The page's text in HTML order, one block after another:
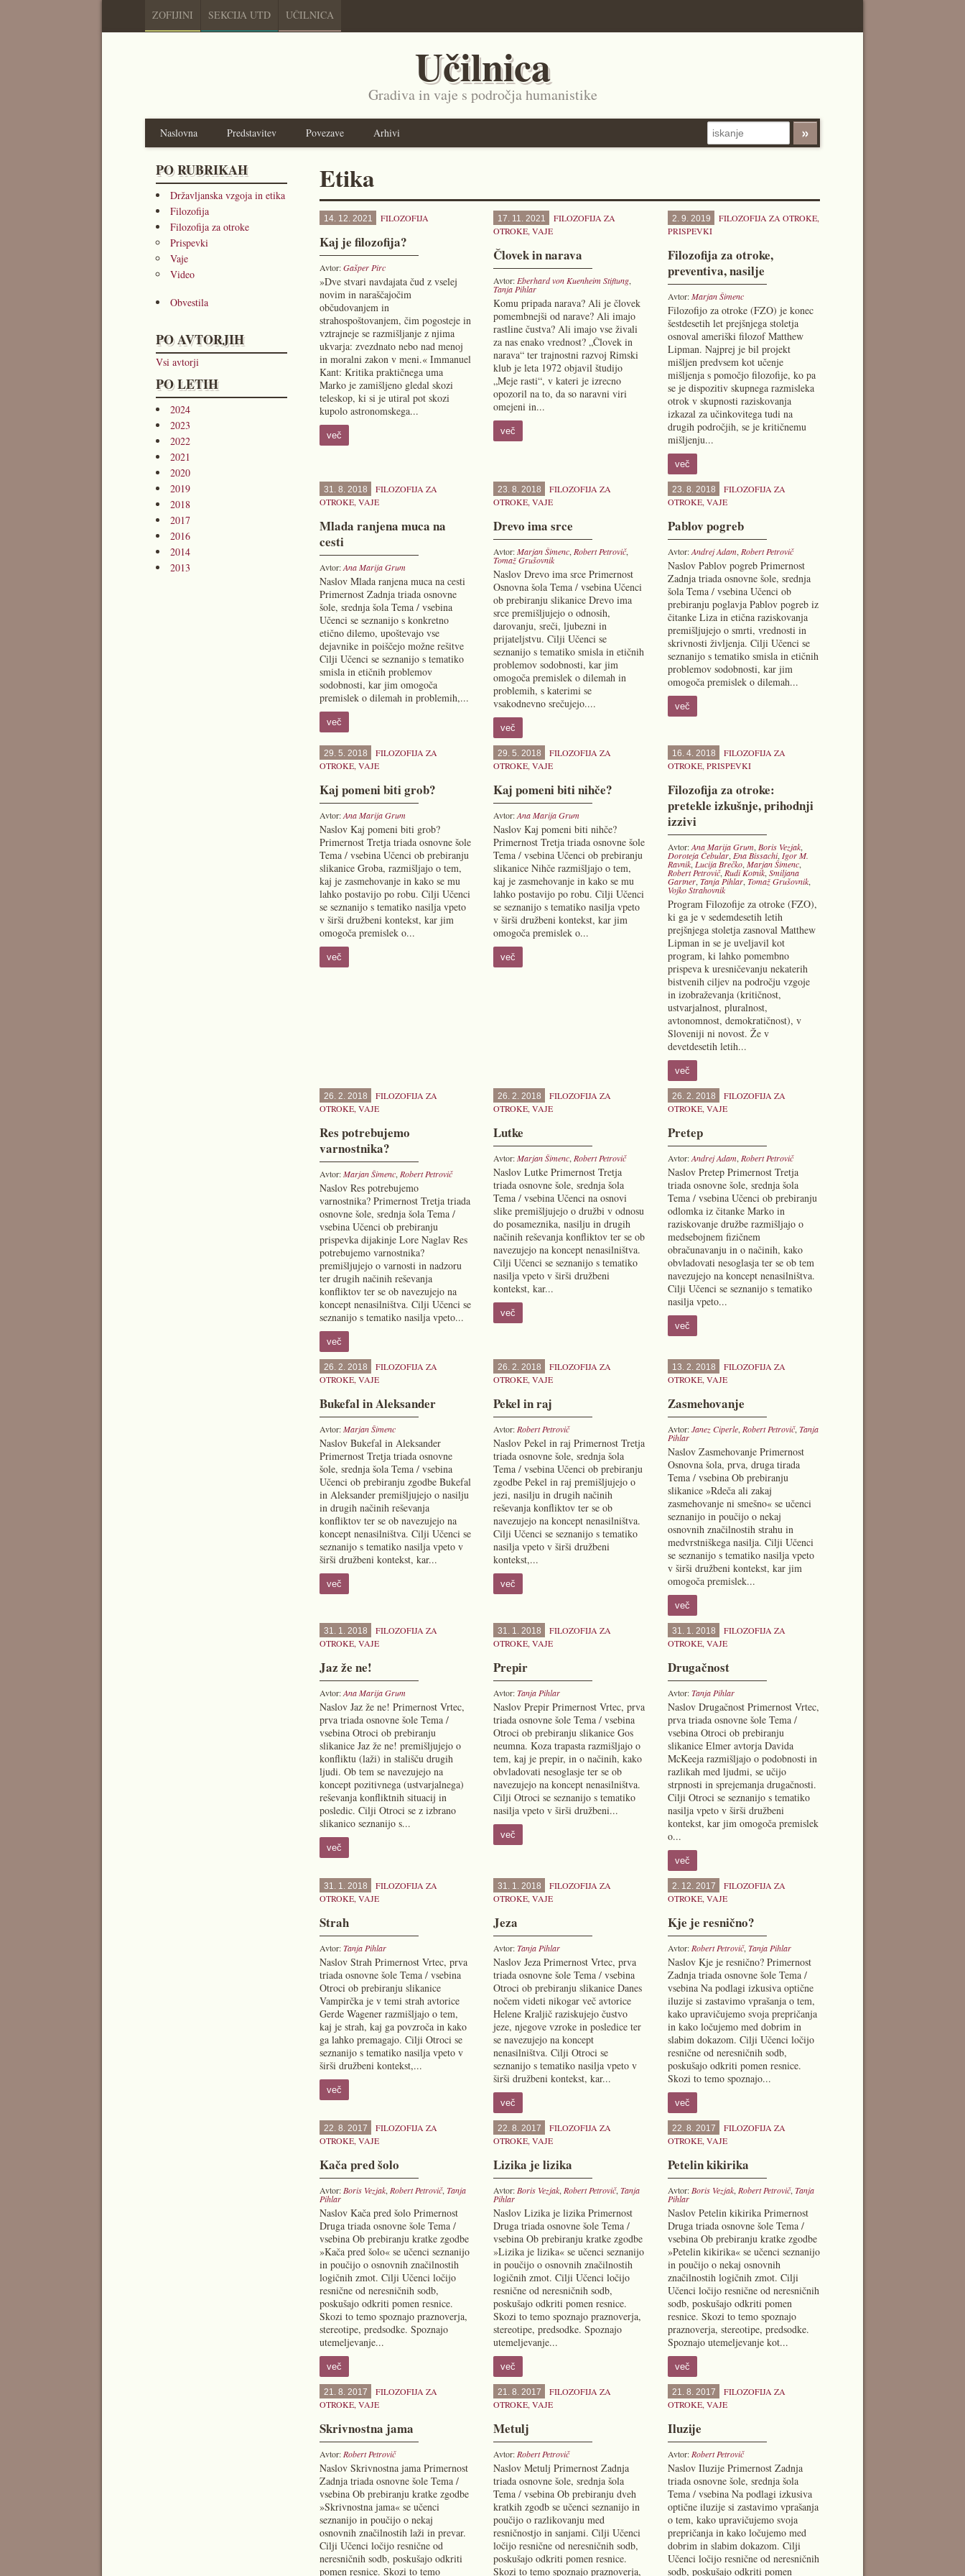
ZOFIJINI SEKCIJA UTD UČILNICA
Učilnica
Gradiva in vaje s področja humanistike
Naslovna Predstavitev Povezave Arhivi
PO RUBRIKAH
Državljanska vzgoja in etika
Filozofija
Filozofija za otroke
Prispevki
Vaje
Video
Obvestila
PO AVTORJIH
Vsi avtorji
PO LETIH
2024
2023
2022
2021
2020
2019
2018
2017
2016
2014
2013
Etika
14. 12. 2021 FILOZOFIJA
Kaj je filozofija?
Avtor:Gašper Pirc
»Dve stvari navdajata čud z vselej
novim in naraščajočim
občudovanjem in
strahospoštovanjem, čim pogosteje in
vztrajneje se razmišljanje z njima
ukvarja: zvezdnato nebo nad menoj
in moralni zakon v meni.« Immanuel
Kant: Kritika praktičnega uma
Marko je zamišljeno gledal skozi
teleskop, ki si je utiral pot skozi
kupolo astronomskega...
več
17. 11. 2021
FILOZOFIJA ZA
OTROKE, VAJE
Človek in narava
Avtor: Eberhard von Kuenheim Stiftung,
Tanja Pihlar
Komu pripada narava? Ali je človek
pomembnejši od narave? Ali imajo
rastline čustva? Ali imajo vse živali
za nas enako vrednost? „Človek in
narava“ ter trajnostni razvoj Rimski
klub je leta 1972 objavil študijo
„Meje rasti“, v kateri je izrecno
opozoril na to, da so naravni viri
omejeni in...
več
2. 9. 2019 FILOZOFIJA ZA OTROKE,
PRISPEVKI
Filozofija za otroke,
preventiva, nasilje
Avtor:Marjan Šimenc
Filozofijo za otroke (FZO) je konec
šestdesetih let prejšnjega stoletja
osnoval ameriški filozof Matthew
Lipman. Najprej je bil projekt
mišljen predvsem kot učenje
mišljenja s pomočjo filozofije, ko pa
se je dispozitiv skupnega razmisleka
otrok v skupnosti raziskovanja
izkazal za učinkovitega tudi na
drugih področjih, se je kritičnemu
mišljenju...
več
31. 8. 2018
FILOZOFIJA ZA
OTROKE, VAJE
Mlada ranjena muca na
cesti
Avtor:Ana Marija Grum
Naslov Mlada ranjena muca na cesti
Primernost Zadnja triada osnovne
šole, srednja šola Tema / vsebina
Učenci se seznanijo s konkretno
etično dilemo, upoštevajo vse
dejavnike in poiščejo možne rešitve
Cilji Učenci se seznanijo s tematiko
smisla in etičnih problemov
sodobnosti, kar jim omogoča
premislek o dilemah in problemih,...
več
23. 8. 2018
FILOZOFIJA ZA
OTROKE, VAJE
Drevo ima srce
Avtor:Marjan Šimenc, Robert Petrovič,
Tomaž Grušovnik
Naslov Drevo ima srce Primernost
Osnovna šola Tema / vsebina Učenci
ob prebiranju slikanice Drevo ima
srce premišljujejo o odnosih,
darovanju, sreči, ljubezni in
prijateljstvu. Cilji Učenci se
seznanijo s tematiko smisla in etičnih
problemov sodobnosti, kar jim
omogoča premislek o dilemah in
problemih, s katerimi se
vsakodnevno srečujejo....
več
23. 8. 2018
FILOZOFIJA ZA
OTROKE, VAJE
Pablov pogreb
Avtor:Andrej Adam, Robert Petrovič
Naslov Pablov pogreb Primernost
Zadnja triada osnovne šole, srednja
šola Tema / vsebina Učenci ob
prebiranju poglavja Pablov pogreb iz
čitanke Liza in etična raziskovanja
premišljujejo o smrti, vrednosti in
skrivnosti življenja. Cilji Učenci se
seznanijo s tematiko smisla in etičnih
problemov sodobnosti, kar jim
omogoča premislek o dilemah...
več
29. 5. 2018
FILOZOFIJA ZA
OTROKE, VAJE
Kaj pomeni biti grob?
Avtor:Ana Marija Grum
Naslov Kaj pomeni biti grob?
Primernost Tretja triada osnovne šole
Tema / vsebina Učenci ob prebiranju
slikanice Groba, razmišljajo o tem,
kaj je zasmehovanje in kako se mu
lahko postavijo po robu. Cilji Učenci
se seznanijo s tematiko nasilja vpeto
v širši družbeni kontekst, kar jim
omogoča premislek o...
več
29. 5. 2018
FILOZOFIJA ZA
OTROKE, VAJE
Kaj pomeni biti nihče?
Avtor:Ana Marija Grum
Naslov Kaj pomeni biti nihče?
Primernost Tretja triada osnovne šole
Tema / vsebina Učenci ob prebiranju
slikanice Nihče razmišljajo o tem,
kaj je zasmehovanje in kako se mu
lahko postavijo po robu. Cilji Učenci
se seznanijo s tematiko nasilja vpeto
v širši družbeni kontekst, kar jim
omogoča premislek o...
več
16. 4. 2018
FILOZOFIJA ZA
OTROKE, PRISPEVKI
Filozofija za otroke:
pretekle izkušnje, prihodnji
izzivi
Avtor:Ana Marija Grum, Boris Vezjak,
Doroteja Čebular, Ena Bissachi, Igor M.
Ravnik, Lucija Brečko, Marjan Šimenc,
Robert Petrovič, Rudi Kotnik, Smiljana
Gartner, Tanja Pihlar, Tomaž Grušovnik,
Vojko Strahovnik
Program Filozofije za otroke (FZO),
ki ga je v sedemdesetih letih
prejšnjega stoletja zasnoval Matthew
Lipman in se je uveljavil kot
program, ki lahko pomembno
prispeva k uresničevanju nekaterih
bistvenih ciljev na področju vzgoje
in izobraževanja (kritičnost,
ustvarjalnost, pluralnost,
avtonomnost, demokratičnost), v
Sloveniji ni novost. Že v
devetdesetih letih...
več
26. 2. 2018
FILOZOFIJA ZA
OTROKE, VAJE
Res potrebujemo
varnostnika?
Avtor:Marjan Šimenc, Robert Petrovič
Naslov Res potrebujemo
varnostnika? Primernost Tretja triada
osnovne šole, srednja šola Tema /
vsebina Učenci ob prebiranju
prispevka dijakinje Lore Naglav Res
potrebujemo varnostnika?
premišljujejo o varnosti in nadzoru
ter drugih načinih reševanja
konfliktov ter se ob navezujejo na
koncept nenasilništva. Cilji Učenci se
seznanijo s tematiko nasilja vpeto...
več
26. 2. 2018
FILOZOFIJA ZA
OTROKE, VAJE
Lutke
Avtor:Marjan Šimenc, Robert Petrovič
Naslov Lutke Primernost Tretja
triada osnovne šole, srednja šola
Tema / vsebina Učenci na osnovi
slike premišljujejo o družbi v odnosu
do posameznika, nasilju in drugih
načinih reševanja konfliktov ter se ob
navezujejo na koncept nenasilništva.
Cilji Učenci se seznanijo s tematiko
nasilja vpeto v širši družbeni
kontekst, kar...
več
26. 2. 2018
FILOZOFIJA ZA
OTROKE, VAJE
Pretep
Avtor:Andrej Adam, Robert Petrovič
Naslov Pretep Primernost Tretja
triada osnovne šole, srednja šola
Tema / vsebina Učenci ob prebiranju
odlomka iz čitanke Marko in
raziskovanje družbe razmišljajo o
medsebojnem fizičnem
obračunavanju in o načinih, kako
obvladovati nesoglasja ter se ob tem
navezujejo na koncept nenasilništva.
Cilji Učenci se seznanijo s tematiko
nasilja vpeto...
več
26. 2. 2018
FILOZOFIJA ZA
OTROKE, VAJE
Bukefal in Aleksander
Avtor:Marjan Šimenc
Naslov Bukefal in Aleksander
Primernost Tretja triada osnovne
šole, srednja šola Tema / vsebina
Učenci ob prebiranju zgodbe Bukefal
in Aleksander premišljujejo o nasilju
in drugih načinih reševanja
konfliktov ter se ob navezujejo na
koncept nenasilništva. Cilji Učenci se
seznanijo s tematiko nasilja vpeto v
širši družbeni kontekst, kar...
več
26. 2. 2018
FILOZOFIJA ZA
OTROKE, VAJE
Pekel in raj
Avtor: Robert Petrovič
Naslov Pekel in raj Primernost Tretja
triada osnovne šole, srednja šola
Tema / vsebina Učenci ob prebiranju
zgodbe Pekel in raj premišljujejo o
jezi, nasilju in drugih načinih
reševanja konfliktov ter se ob
navezujejo na koncept nenasilništva.
Cilji Učenci se seznanijo s tematiko
nasilja vpeto v širši družbeni
kontekst,...
več
13. 2. 2018
FILOZOFIJA ZA
OTROKE, VAJE
Zasmehovanje
Avtor:Janez Ciperle, Robert Petrovič, Tanja
Pihlar
Naslov Zasmehovanje Primernost
Osnovna šola, prva, druga tirada
Tema / vsebina Ob prebiranju
slikanice »Rdeča ali zakaj
zasmehovanje ni smešno« se učenci
seznanijo in poučijo o nekaj
osnovnih značilnostih strahu in
medvrstniškega nasilja. Cilji Učenci
se seznanijo s tematiko nasilja vpeto
v širši družbeni kontekst, kar jim
omogoča premislek...
več
31. 1. 2018
FILOZOFIJA ZA
OTROKE, VAJE
Jaz že ne!
Avtor:Ana Marija Grum
Naslov Jaz že ne! Primernost Vrtec,
prva triada osnovne šole Tema /
vsebina Otroci ob prebiranju
slikanice Jaz že ne! premišljujejo o
konfliktu (laži) in stališču drugih
ljudi. Ob tem se navezujejo na
koncept pozitivnega (ustvarjalnega)
reševanja konfliktnih situacij in
posledic. Cilji Otroci se z izbrano
slikanico seznanijo s...
več
31. 1. 2018
FILOZOFIJA ZA
OTROKE, VAJE
Prepir
Avtor:Tanja Pihlar
Naslov Prepir Primernost Vrtec, prva
triada osnovne šole Tema / vsebina
Otroci ob prebiranju slikanice Gos
neumna. Koza trapasta razmišljajo o
tem, kaj je prepir, in o načinih, kako
obvladovati nesoglasje ter se ob
navezujejo na koncept nenasilništva.
Cilji Otroci se seznanijo s tematiko
nasilja vpeto v širši družbeni...
več
31. 1. 2018
FILOZOFIJA ZA
OTROKE, VAJE
Drugačnost
Avtor:Tanja Pihlar
Naslov Drugačnost Primernost Vrtec,
prva triada osnovne šole Tema /
vsebina Otroci ob prebiranju
slikanice Elmer avtorja Davida
McKeeja razmišljajo o podobnosti in
razlikah med ljudmi, se učijo
strpnosti in sprejemanja drugačnosti.
Cilji Otroci se seznanijo s tematiko
nasilja vpeto v širši družbeni
kontekst, kar jim omogoča premislek
o...
več
31. 1. 2018
FILOZOFIJA ZA
OTROKE, VAJE
Strah
Avtor:Tanja Pihlar
Naslov Strah Primernost Vrtec, prva
triada osnovne šole Tema / vsebina
Otroci ob prebiranju slikanice
Vampirčka je v temi strah avtorice
Gerde Wagener razmišljajo o tem,
kaj je strah, kaj ga povzroča in kako
ga lahko premagajo. Cilji Otroci se
seznanijo s tematiko nasilja vpeto v
širši družbeni kontekst,...
več
31. 1. 2018
FILOZOFIJA ZA
OTROKE, VAJE
Jeza
Avtor:Tanja Pihlar
Naslov Jeza Primernost Vrtec, prva
triada osnovne šole Tema / vsebina
Otroci ob prebiranju slikanice Danes
nočem videti nikogar več avtorice
Helene Kraljič raziskujejo čustvo
jeze, njegove vzroke in posledice ter
se navezujejo na koncept
nenasilništva. Cilji Otroci se
seznanijo s tematiko nasilja vpeto v
širši družbeni kontekst, kar...
več
2. 12. 2017
FILOZOFIJA ZA
OTROKE, VAJE
Kje je resnično?
Avtor: Robert Petrovič, Tanja Pihlar
Naslov Kje je resnično? Primernost
Zadnja triada osnovne šole Tema /
vsebina Na podlagi izkusiva optične
iluzije si zastavimo vprašanja o tem,
kako upravičujemo svoja prepričanja
in kako ločujemo med dobrim in
slabim dokazom. Cilji Učenci ločijo
resnične od neresničnih sodb,
poskušajo odkriti pomen resnice.
Skozi to temo spoznajo...
več
22. 8. 2017
FILOZOFIJA ZA
OTROKE, VAJE
Kača pred šolo
Avtor: Boris Vezjak, Robert Petrovič, Tanja
Pihlar
Naslov Kača pred šolo Primernost
Druga triada osnovne šole Tema /
vsebina Ob prebiranju kratke zgodbe
»Kača pred šolo« se učenci seznanijo
in poučijo o osnovnih značilnostih
logičnih zmot. Cilji Učenci ločijo
resnične od neresničnih sodb,
poskušajo odkriti pomen resnice.
Skozi to temo spoznajo praznoverja,
stereotipe, predsodke. Spoznajo
utemeljevanje...
več
22. 8. 2017
FILOZOFIJA ZA
OTROKE, VAJE
Lizika je lizika
Avtor: Boris Vezjak, Robert Petrovič, Tanja
Pihlar
Naslov Lizika je lizika Primernost
Druga triada osnovne šole Tema /
vsebina Ob prebiranju kratke zgodbe
»Lizika je lizika« se učenci seznanijo
in poučijo o osnovnih značilnostih
logičnih zmot. Cilji Učenci ločijo
resnične od neresničnih sodb,
poskušajo odkriti pomen resnice.
Skozi to temo spoznajo praznoverja,
stereotipe, predsodke. Spoznajo
utemeljevanje...
več
22. 8. 2017
FILOZOFIJA ZA
OTROKE, VAJE
Petelin kikirika
Avtor: Boris Vezjak, Robert Petrovič, Tanja
Pihlar
Naslov Petelin kikirika Primernost
Druga triada osnovne šole Tema /
vsebina Ob prebiranju kratke zgodbe
»Petelin kikirika« se učenci seznanijo
in poučijo o nekaj osnovnih
značilnostih logičnih zmot. Cilji
Učenci ločijo resnične od neresničnih
sodb, poskušajo odkriti pomen
resnice. Skozi to temo spoznajo
praznoverja, stereotipe, predsodke.
Spoznajo utemeljevanje kot...
več
21. 8. 2017
FILOZOFIJA ZA
OTROKE, VAJE
Skrivnostna jama
Avtor: Robert Petrovič
Naslov Skrivnostna jama Primernost
Zadnja triada osnovne šole Tema /
vsebina Ob prebiranju kratke zgodbe
»Skrivnostna jama« se učenci
seznanijo in poučijo o nekaj
osnovnih značilnostih laži in prevar.
Cilji Učenci ločijo resnične od
neresničnih sodb, poskušajo odkriti
pomen resnice. Skozi to temo
21. 8. 2017
FILOZOFIJA ZA
OTROKE, VAJE
Metulj
Avtor: Robert Petrovič
Naslov Metulj Primernost Zadnja
triada osnovne šole, srednja šola
Tema / vsebina Ob prebiranju dveh
kratkih zgodb se učenci seznanijo in
poučijo o razlikovanju med
resničnostjo in sanjami. Cilji Učenci
ločijo resnične od neresničnih sodb,
poskušajo odkriti pomen resnice.
Skozi to temo spoznajo praznoverja,
21. 8. 2017
FILOZOFIJA ZA
OTROKE, VAJE
Iluzije
Avtor: Robert Petrovič
Naslov Iluzije Primernost Zadnja
triada osnovne šole, srednja šola
Tema / vsebina Na podlagi izkusiva
optične iluzije si zastavimo vprašanja
o tem, kako upravičujemo svoja
prepričanja in kako ločujemo med
dobrim in slabim dokazom. Cilji
Učenci ločijo resnične od neresničnih
sodb, poskušajo odkriti pomen